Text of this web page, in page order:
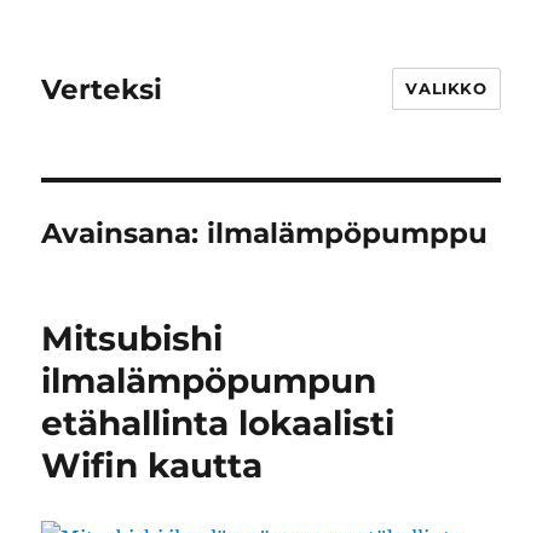
Verteksi VALIKKO
Avainsana: ilmalämpöpumppu
Mitsubishi
ilmalämpöpumpun
etähallinta lokaalisti
Wifin kautta